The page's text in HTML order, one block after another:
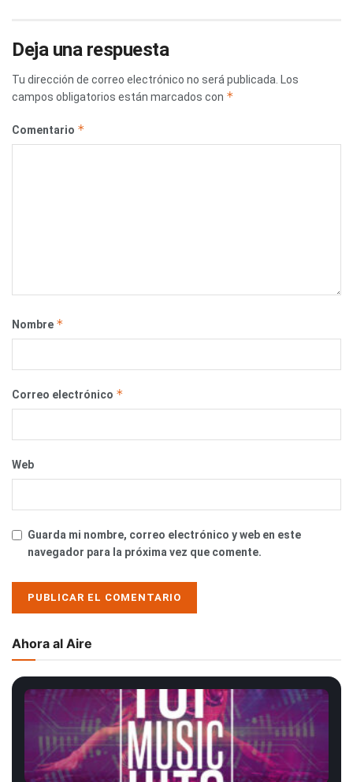
Deja una respuesta
Tu dirección de correo electrónico no será publicada.
Los
campos obligatorios están marcados con *
Comentario *
Nombre *
Correo electrónico *
Web
Guarda mi nombre, correo electrónico y web en este
navegador para la próxima vez que comente.
Ahora al Aire